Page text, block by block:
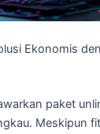
Ekonomis
paket
Meskipun